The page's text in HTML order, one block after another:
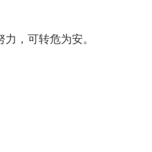
，可转危为安。